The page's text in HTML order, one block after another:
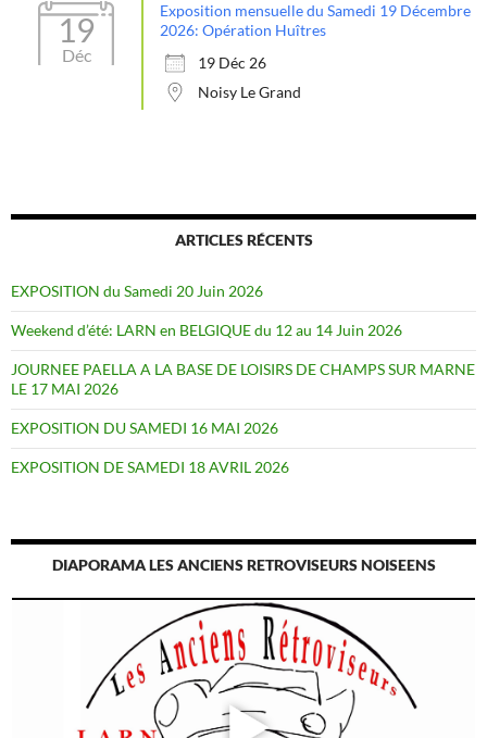
19
Déc
Exposition mensuelle du Samedi 19 Décembre
2026: Opération Huîtres
19 Déc 26
Noisy Le Grand
ARTICLES RÉCENTS
EXPOSITION du Samedi 20 Juin 2026
Weekend d’été: LARN en BELGIQUE du 12 au 14 Juin 2026
JOURNEE PAELLA A LA BASE DE LOISIRS DE CHAMPS SUR MARNE
LE 17 MAI 2026
EXPOSITION DU SAMEDI 16 MAI 2026
EXPOSITION DE SAMEDI 18 AVRIL 2026
DIAPORAMA LES ANCIENS RETROVISEURS NOISEENS